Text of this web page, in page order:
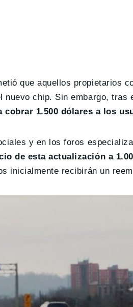
que aquellos propietarios
nuevo chip. Sin embargo,
cobrar 1.500 dólares a los
y en los foros
de esta actualización a
inicialmente recibirán un